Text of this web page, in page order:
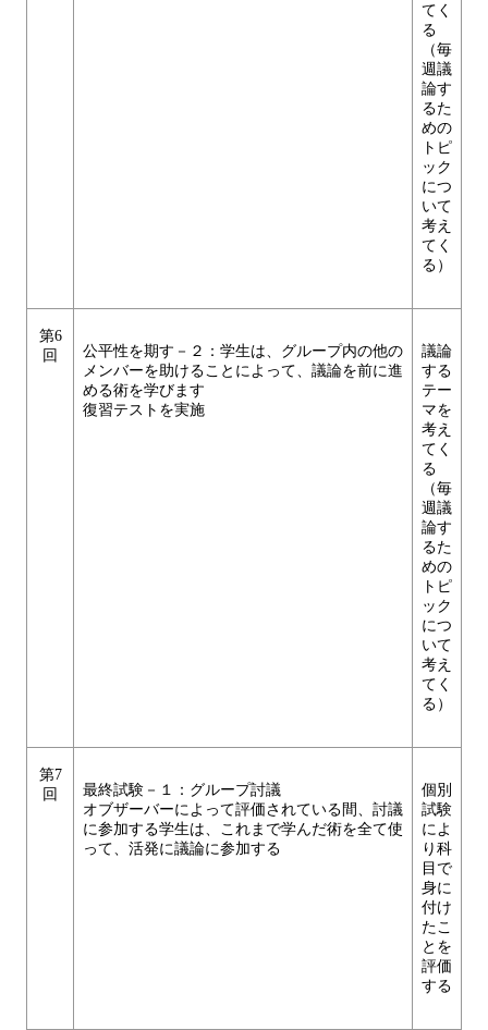
てく
る
（毎
週議
論す
るた
めの
トピ
ック
につ
いて
考え
てく
る）
第6
回
公平性を期す－２：学生は、グループ内の他の
メンバーを助けることによって、議論を前に進
める術を学びます
復習テストを実施
議論
する
テー
マを
考え
てく
る
（毎
週議
論す
るた
めの
トピ
ック
につ
いて
考え
てく
る）
第7
回
最終試験－１：グループ討議
オブザーバーによって評価されている間、討議
に参加する学生は、これまで学んだ術を全て使
って、活発に議論に参加する
個別
試験
によ
り科
目で
身に
付け
たこ
とを
評価
する